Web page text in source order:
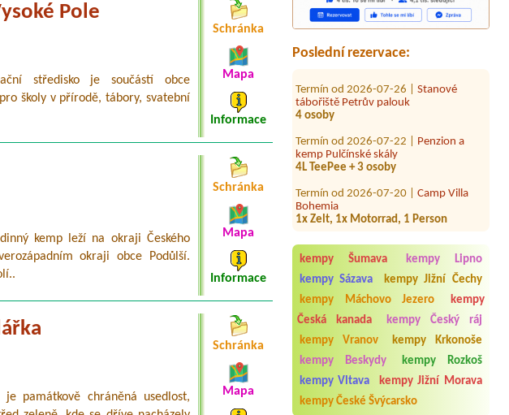
Poslední rezervace:
Termín od 2026-08-01 |Tábořiště U Tří
41 Stellplatz mit elektr. Anschluss
tábořiště Petrův palouk
4 osoby
kemp Pulčínské skály
4L TeePee + 3 osoby
Bohemia
1x Zelt, 1x Motorrad, 1 Person
Přehrada Mostkovice
2x2L chatka,1x3-5L chatka
Termín od 2026-08-04 |Stanové
tábořiště Petrův palouk
3 osoby chatka s luzkovinami
Termín od 2026-08-02 |Chatová
osada Olešná
Termín od 2026-08-02 |
Kemp Oáza
1xStellplatz PKW Wohnwagen 2
Personen
kempy Šumava
kempy Lipno
kempy Sázava
kempy Jižní Čechy
kempy Máchovo Jezero
kempy
Česká kanada
kempy Český ráj
kempy Vranov
kempy Krkonoše
kempy Beskydy
kempy Rozkoš
kempy Vltava
kempy Jižní Morava
kempy České Švýcarsko
Pole
středisko je součástí obce
školy v přírodě, tábory, svatební
Schránka
Mapa
Informace
kemp leží na okraji Českého
okraji obce Podůlší.
Schránka
Mapa
Informace
je památkově chráněná usedlost,
Schránka
Mapa